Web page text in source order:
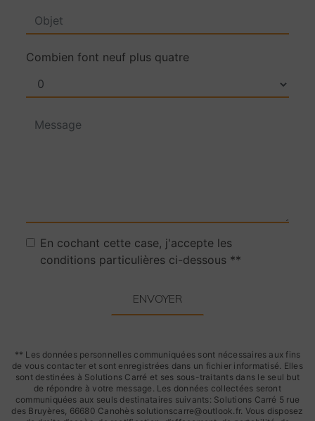
Combien font neuf plus quatre
En cochant cette case, j'accepte les
conditions particulières ci-dessous **
ENVOYER
** Les données personnelles communiquées sont nécessaires aux fins
de vous contacter et sont enregistrées dans un fichier informatisé. Elles
sont destinées à Solutions Carré et ses sous-traitants dans le seul but
de répondre à votre message. Les données collectées seront
communiquées aux seuls destinataires suivants: Solutions Carré 5 rue
des Bruyères, 66680 Canohès solutionscarre@outlook.fr. Vous disposez